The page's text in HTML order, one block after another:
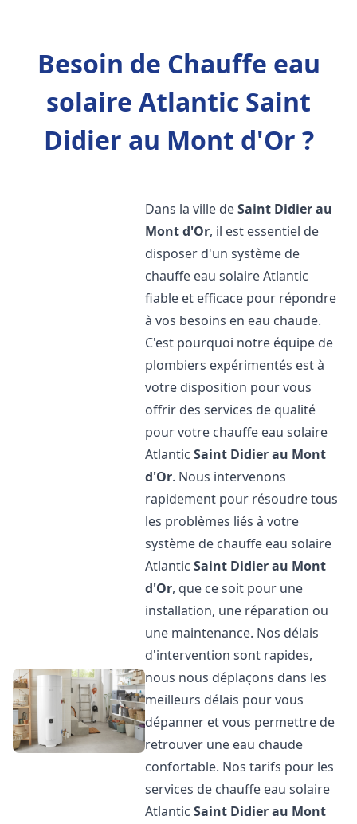
Besoin de Chauffe eau
solaire Atlantic Saint
Didier au Mont d'Or ?
Dans la ville deSaint Didier au
Mont d'Or, il est essentiel de
disposer d'un système de
chauffe eau solaire Atlantic
fiable et efficace pour répondre
à vos besoins en eau chaude.
C'est pourquoi notre équipe de
plombiers expérimentés est à
votre disposition pour vous
offrir des services de qualité
pour votre chauffe eau solaire
AtlanticSaint Didier au Mont
d'Or. Nous intervenons
rapidement pour résoudre tous
les problèmes liés à votre
système de chauffe eau solaire
AtlanticSaint Didier au Mont
d'Or, que ce soit pour une
installation, une réparation ou
une maintenance. Nos délais
d'intervention sont rapides,
nous nous déplaçons dans les
meilleurs délais pour vous
dépanner et vous permettre de
retrouver une eau chaude
confortable. Nos tarifs pour les
services de chauffe eau solaire
AtlanticSaint Didier au Mont